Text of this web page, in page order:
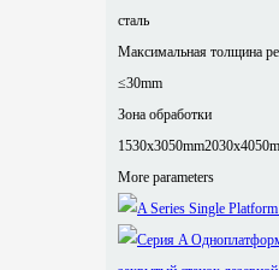
сталь
Максимальная толщина
≤30mm
Зона обработки
1530x3050mm
More parameters